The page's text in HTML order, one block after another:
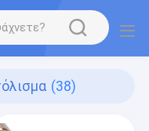
(38)